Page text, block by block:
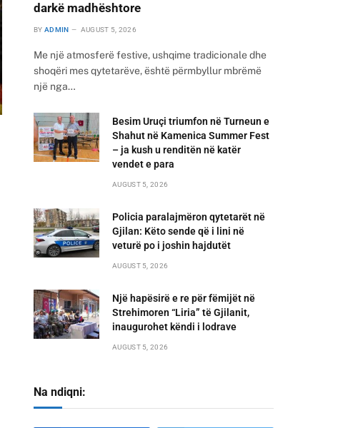
darkë madhështore
BY ADMIN AUGUST 5, 2026
Me një atmosferë festive, ushqime tradicionale dhe
shoqëri mes qytetarëve, është përmbyllur mbrëmë
një nga…
Besim Uruçi triumfon në Turneun e
Shahut në Kamenica Summer Fest
– ja kush u renditën në katër
vendet e para
AUGUST 5, 2026
Policia paralajmëron qytetarët në
Gjilan: Këto sende që i lini në
veturë po i joshin hajdutët
AUGUST 5, 2026
Një hapësirë e re për fëmijët në
Strehimoren “Liria” të Gjilanit,
inaugurohet këndi i lodrave
AUGUST 5, 2026
Na ndiqni: